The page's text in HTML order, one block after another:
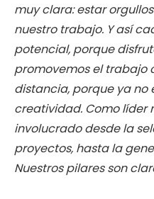
muy clara: estar
nuestro trabajo. Y así
potencial, porque
promovemos el trabajo
distancia, porque ya no
creatividad. Como líder
involucrado desde la
proyectos, hasta la
Nuestros pilares son